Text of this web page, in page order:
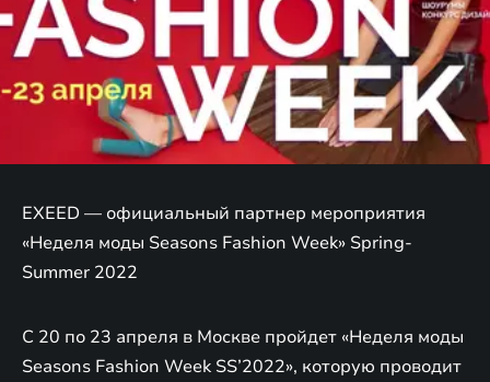
EXEED — официальный партнер мероприятия
«Неделя моды Seasons Fashion Week» Spring-
Summer 2022
C 20 по 23 апреля в Москве пройдет «Неделя моды
Seasons Fashion Week SS’2022», которую проводит